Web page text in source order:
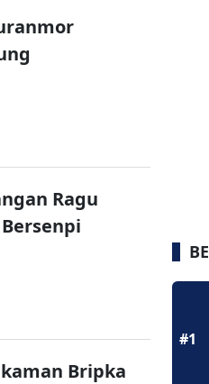
Ragu
Bripka
#1